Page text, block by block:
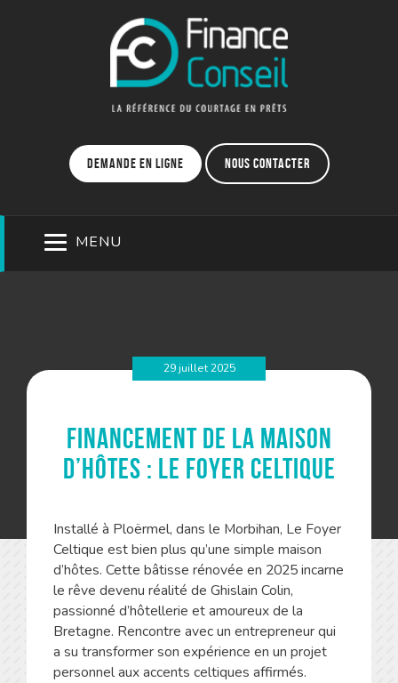
Demande en ligne Nous contacter
MENU
29 juillet 2025
Financement de la maison
d’hôtes : Le Foyer Celtique
Installé à Ploërmel, dans le Morbihan, Le Foyer
Celtique est bien plus qu’une simple maison
d’hôtes. Cette bâtisse rénovée en 2025 incarne
le rêve devenu réalité de Ghislain Colin,
passionné d’hôtellerie et amoureux de la
Bretagne. Rencontre avec un entrepreneur qui
a su transformer son expérience en un projet
personnel aux accents celtiques affirmés.